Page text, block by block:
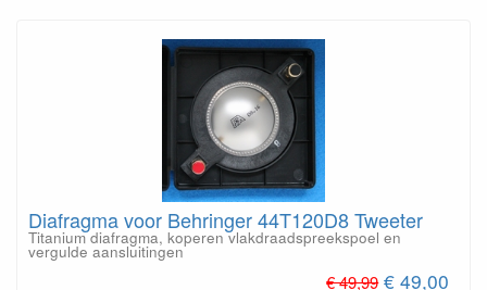
Diafragma voor Behringer 44T120D8 Tweeter
Titanium diafragma, koperen vlakdraadspreekspoel en
vergulde aansluitingen
€ 49,99 € 49,00